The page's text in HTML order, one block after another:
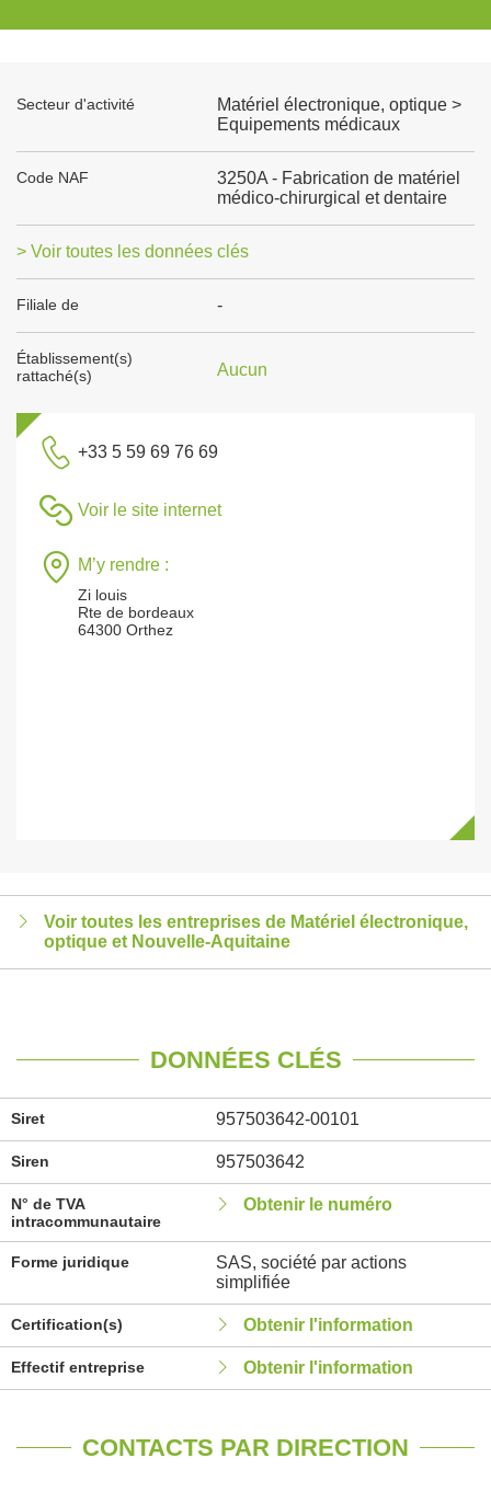
Secteur d'activité
Matériel électronique, optique >
Equipements médicaux
Code NAF
3250A - Fabrication de matériel
médico-chirurgical et dentaire
> Voir toutes les données clés
Filiale de -
Établissement(s)
rattaché(s)
Aucun
+33 5 59 69 76 69
Voir le site internet
M’y rendre :
Zi louis
Rte de bordeaux
64300 Orthez
Voir toutes les entreprises de Matériel électronique,
optique et Nouvelle-Aquitaine
DONNÉES CLÉS
Siret 957503642-00101
Siren 957503642
N° de TVA
intracommunautaire
Obtenir le numéro
Forme juridique
SAS, société par actions
simplifiée
Certification(s) Obtenir l'information
Effectif entreprise Obtenir l'information
CONTACTS PAR DIRECTION